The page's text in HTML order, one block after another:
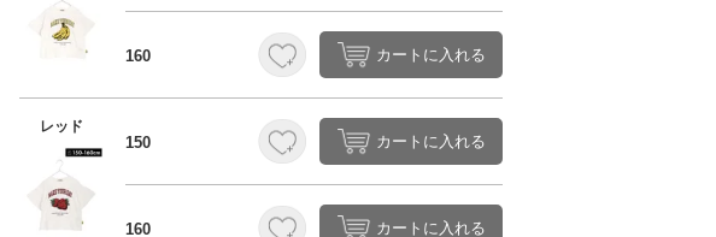
160 カートに入れる
レッド
150 カートに入れる
160 カートに入れる